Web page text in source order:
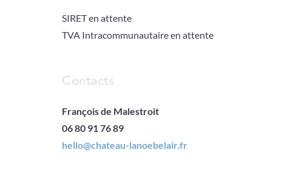
SIRET en attente
TVA Intracommunautaire en attente
Contacts
François de Malestroit
06 80 91 76 89
hello@chateau-lanoebelair.fr